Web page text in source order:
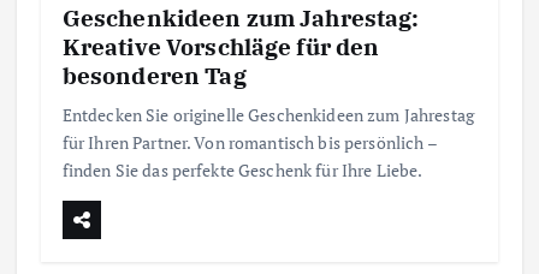
Geschenkideen zum Jahrestag:
Kreative Vorschläge für den
besonderen Tag
Entdecken Sie originelle Geschenkideen zum Jahrestag
für Ihren Partner. Von romantisch bis persönlich –
finden Sie das perfekte Geschenk für Ihre Liebe.